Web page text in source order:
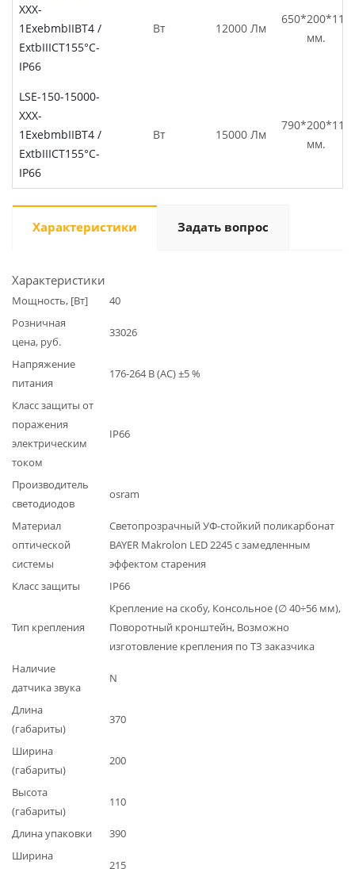
XXX-
1ЕхebmbIIBT4 /
ExtbIIICT155°C-
IP66
Вт 12000 Лм
650*200*110
мм.
LSE-150-15000-
XXX-
1ЕхebmbIIBT4 /
ExtbIIICT155°C-
IP66
Вт 15000 Лм
790*200*110
мм.
Характеристики Задать вопрос
Характеристики
Мощность, [Вт]
40
Розничная
цена, руб.
33026
Напряжение
питания
176-264 В (AC) ±5 %
Класс защиты от
поражения
электрическим
током
IP66
Производитель
светодиодов
osram
Материал
оптической
системы
Светопрозрачный УФ-стойкий поликарбонат
BAYER Makrolon LED 2245 с замедленным
эффектом старения
Класс защиты
IP66
Тип крепления
Крепление на скобу, Консольное (∅ 40÷56 мм),
Поворотный кронштейн, Возможно
изготовление крепления по ТЗ заказчика
Наличие
датчика звука
N
Длина
(габариты)
370
Ширина
(габариты)
200
Высота
(габариты)
110
Длина упаковки
390
Ширина
215